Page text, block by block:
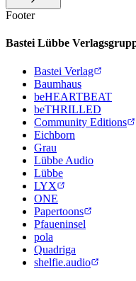
Footer
Bastei Lübbe
Bastei Verlag
Baumhaus
beHEARTBEAT
beTHRILLED
Community Editions
Eichborn
Grau
Lübbe Audio
Lübbe
LYX
ONE
Papertoons
Pfaueninsel
pola
Quadriga
shelfie.audio